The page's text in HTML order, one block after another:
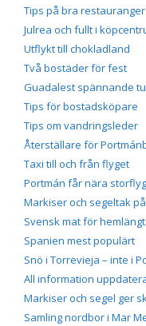
Tips på bra restauranger
Julrea och fullt i
Utflykt till chokladland
Två bostäder för fest
Guadalest spännande
Tips för bostadsköpare
Tips om vandringsleder
Återställare för
Taxi till och från flyget
Portmán får nära
Markiser och segeltak
Svensk mat för
Spanien mest populärt
Snö i Torrevieja – inte i
All information
Markiser och segel ger
Samling nordbor i Mar